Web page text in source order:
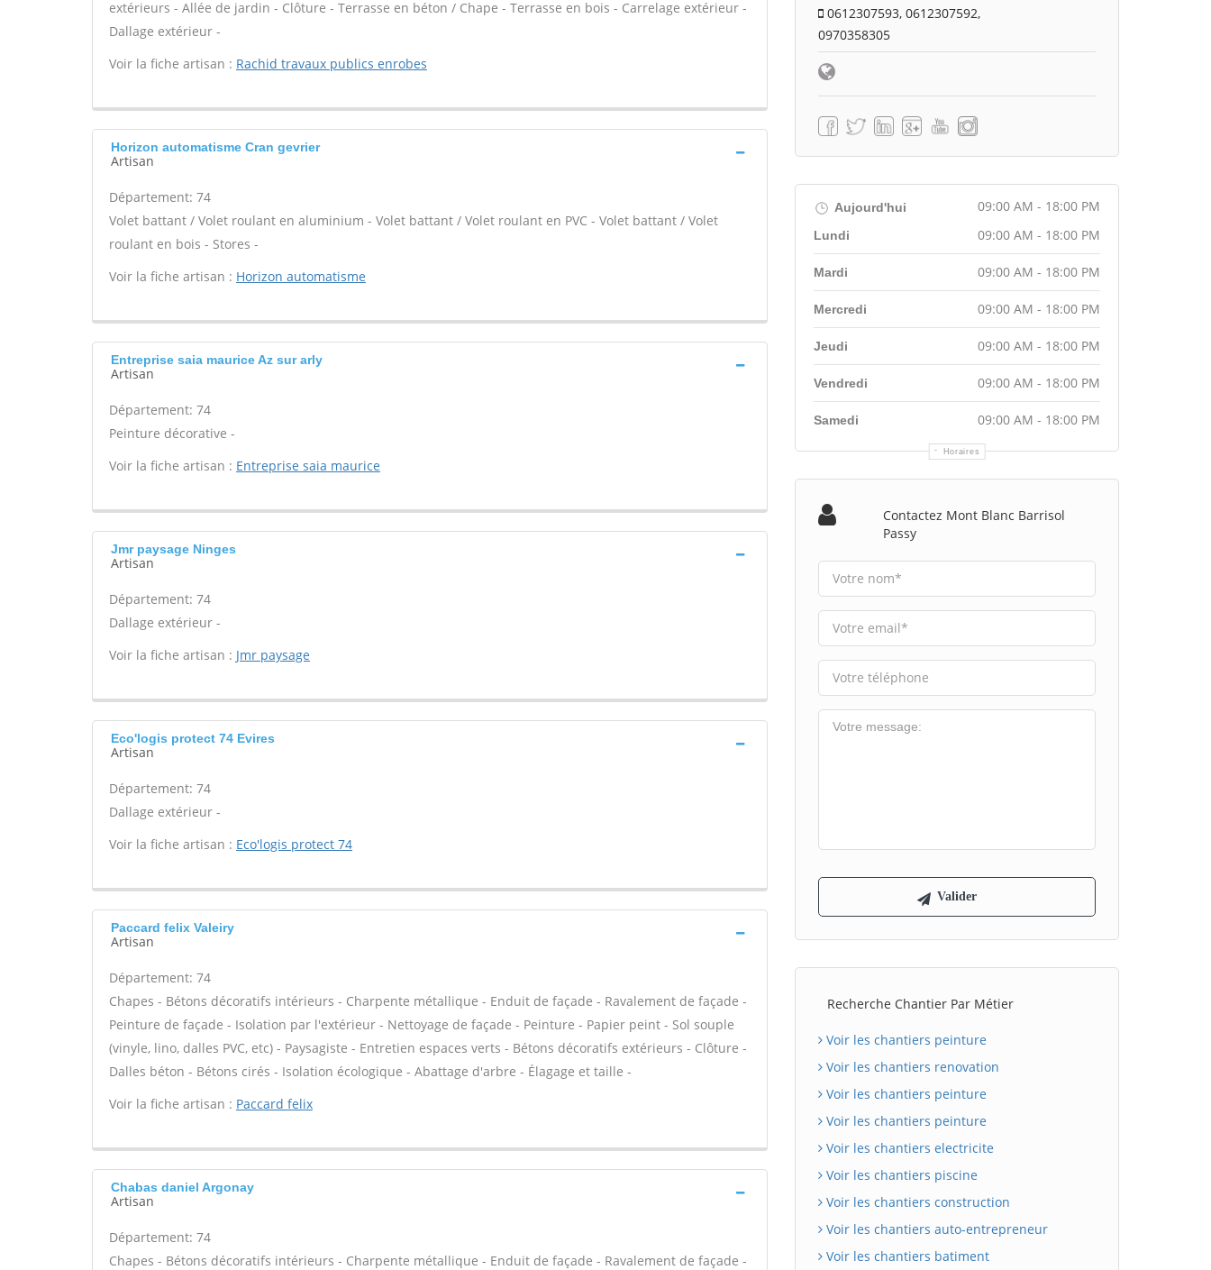
extérieurs - Allée de jardin - Clôture - Terrasse en béton / Chape - Terrasse en bois - Carrelage extérieur -
Dallage extérieur -
Voir la fiche artisan : Rachid travaux publics enrobes
Horizon automatisme Cran gevrier
Artisan
Département: 74
Volet battant / Volet roulant en aluminium - Volet battant / Volet roulant en PVC - Volet battant / Volet
roulant en bois - Stores -
Voir la fiche artisan : Horizon automatisme
Entreprise saia maurice Az sur arly
Artisan
Département: 74
Peinture décorative -
Voir la fiche artisan : Entreprise saia maurice
Jmr paysage Ninges
Artisan
Département: 74
Dallage extérieur -
Voir la fiche artisan : Jmr paysage
Eco'logis protect 74 Evires
Artisan
Département: 74
Dallage extérieur -
Voir la fiche artisan : Eco'logis protect 74
Paccard felix Valeiry
Artisan
Département: 74
Chapes - Bétons décoratifs intérieurs - Charpente métallique - Enduit de façade - Ravalement de façade -
Peinture de façade - Isolation par l'extérieur - Nettoyage de façade - Peinture - Papier peint - Sol souple
(vinyle, lino, dalles PVC, etc) - Paysagiste - Entretien espaces verts - Bétons décoratifs extérieurs - Clôture -
Dalles béton - Bétons cirés - Isolation écologique - Abattage d'arbre - Élagage et taille -
Voir la fiche artisan : Paccard felix
Chabas daniel Argonay
Artisan
Département: 74
Chapes - Bétons décoratifs intérieurs - Charpente métallique - Enduit de façade - Ravalement de façade -
0612307593, 0612307592,
0970358305
Aujourd'hui 09:00 AM - 18:00 PM
Horaires
Lundi 09:00 AM - 18:00 PM
Mardi 09:00 AM - 18:00 PM
Mercredi 09:00 AM - 18:00 PM
Jeudi 09:00 AM - 18:00 PM
Vendredi 09:00 AM - 18:00 PM
Samedi 09:00 AM - 18:00 PM
Contactez Mont Blanc Barrisol
Passy
Recherche Chantier Par Métier
Voir les chantiers peinture
Voir les chantiers renovation
Voir les chantiers peinture
Voir les chantiers peinture
Voir les chantiers electricite
Voir les chantiers piscine
Voir les chantiers construction
Voir les chantiers auto-entrepreneur
Voir les chantiers batiment